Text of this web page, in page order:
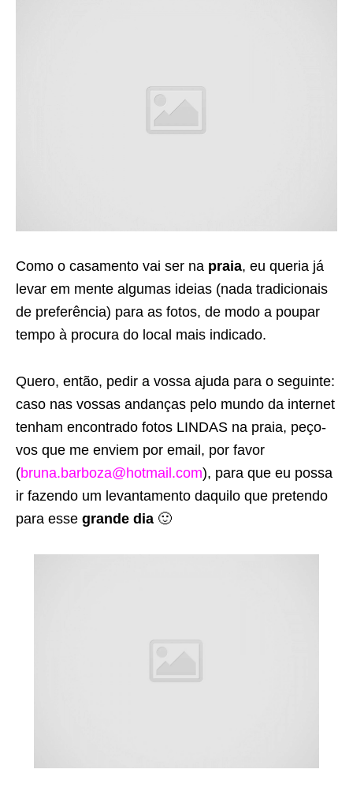
Como o casamento vai ser na praia, eu queria já
levar em mente algumas ideias (nada tradicionais
de preferência) para as fotos, de modo a poupar
tempo à procura do local mais indicado.
Quero, então, pedir a vossa ajuda para o seguinte:
caso nas vossas andanças pelo mundo da internet
tenham encontrado fotos LINDAS na praia, peço-
vos que me enviem por email, por favor
(bruna.barboza@hotmail.com), para que eu possa
ir fazendo um levantamento daquilo que pretendo
para esse grande dia 🙂